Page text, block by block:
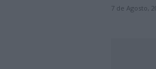
7 de Agosto,